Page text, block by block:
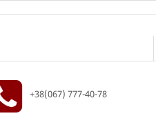
+38(067) 777-40-78